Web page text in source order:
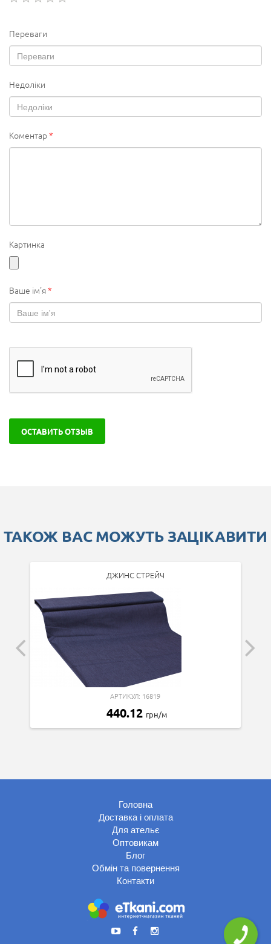
Переваги
Недоліки
Коментар*
Картинка
Ваше ім'я*
ОСТАВИТЬ ОТЗЫВ
ТАКОЖ ВАС МОЖУТЬ ЗАЦІКАВИТИ
ДЖИНС СТРЕЙЧ
АРТИКУЛ: 16819
440.12 грн/м
Головна
Доставка і оплата
Для ательє
Оптовикам
Блог
Обмін та повернення
Контакти